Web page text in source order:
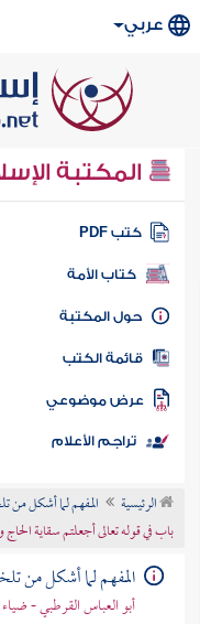
عربي
المكتبة
كتب PDF
كتاب الأمة
المكتبة
الكتب
موضوعي
تراجم الأعلام
الرئيسية المفهم لما أشكل
باب في قوله تعالى أجعلتم سقاية
المفهم لما أشكل من
أبو العباس القرطبي -